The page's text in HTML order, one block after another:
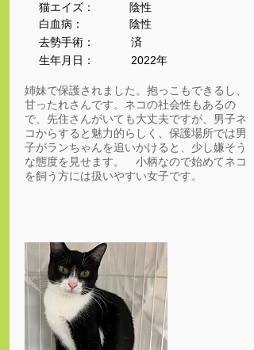
猫エイズ：
​白血病：
​去勢手術：
生年月日：
陰性
陰性
済
2022年
姉妹で保護されました。抱っこもできるし、
甘ったれさんです。ネコの社会性もあるの
で、先住さんがいても大丈夫ですが、男子ネ
コからすると魅力的らしく、保護場所では男
子がランちゃんを追いかけると、少し嫌そう
な態度を見せます。 小柄なので始めてネコ
を飼う方には扱いやすい女子です。